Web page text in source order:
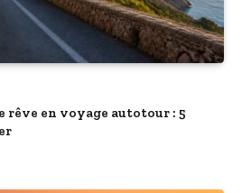
en voyage autotour : 5